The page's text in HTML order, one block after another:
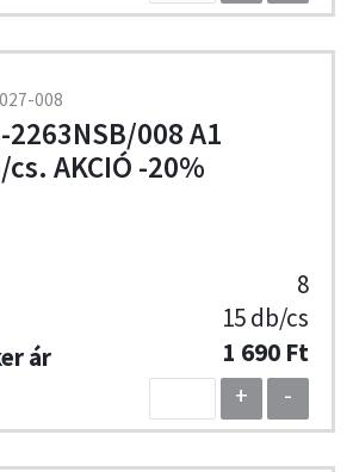
008
2263NSB/008 A1
cs. AKCIÓ -20%
8
15 db/cs
1 690 Ft
+
-